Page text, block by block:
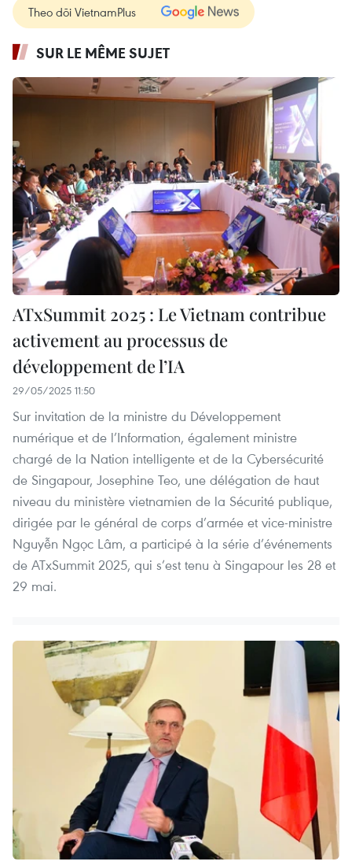
Theo dõi VietnamPlus
SUR LE MÊME SUJET
ATxSummit 2025 : Le Vietnam contribue
activement au processus de
développement de l’IA
29/05/2025 11:50
Sur invitation de la ministre du Développement
numérique et de l’Information, également ministre
chargé de la Nation intelligente et de la Cybersécurité
de Singapour, Josephine Teo, une délégation de haut
niveau du ministère vietnamien de la Sécurité publique,
dirigée par le général de corps d’armée et vice-ministre
Nguyễn Ngọc Lâm, a participé à la série d’événements
de ATxSummit 2025, qui s’est tenu à Singapour les 28 et
29 mai.